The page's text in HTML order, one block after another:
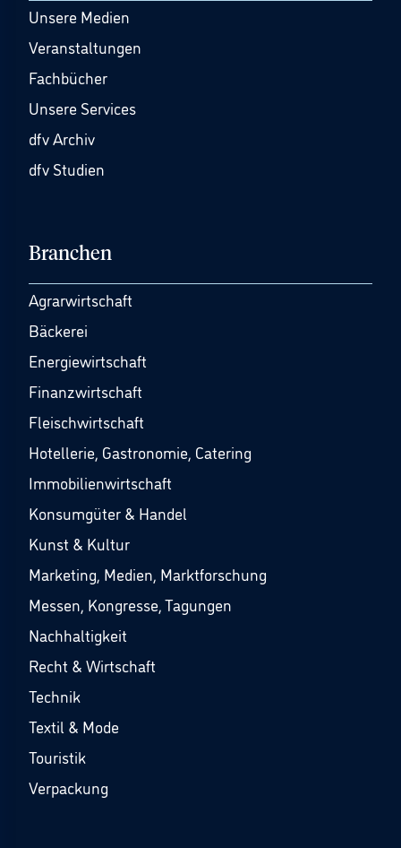
Unsere Medien
Veranstaltungen
Fachbücher
Unsere Services
dfv Archiv
dfv Studien
Branchen
Agrarwirtschaft
Bäckerei
Energiewirtschaft
Finanzwirtschaft
Fleischwirtschaft
Hotellerie, Gastronomie, Catering
Immobilienwirtschaft
Konsumgüter & Handel
Kunst & Kultur
Marketing, Medien, Marktforschung
Messen, Kongresse, Tagungen
Nachhaltigkeit
Recht & Wirtschaft
Technik
Textil & Mode
Touristik
Verpackung